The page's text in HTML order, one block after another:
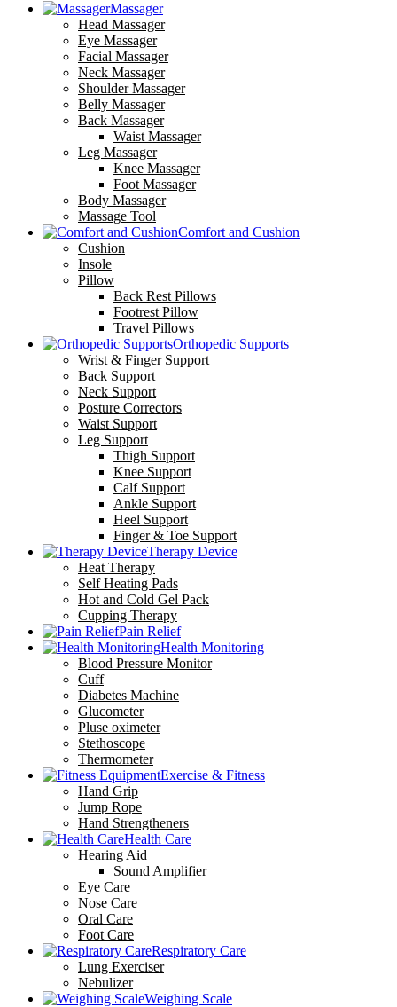
Massager
Head Massager
Eye Massager
Facial Massager
Neck Massager
Shoulder Massager
Belly Massager
Back Massager
Waist Massager
Leg Massager
Knee Massager
Foot Massager
Body Massager
Massage Tool
Comfort and Cushion
Cushion
Insole
Pillow
Back Rest Pillows
Footrest Pillow
Travel Pillows
Orthopedic Supports
Wrist & Finger Support
Back Support
Neck Support
Posture Correctors
Waist Support
Leg Support
Thigh Support
Knee Support
Calf Support
Ankle Support
Heel Support
Finger & Toe Support
Therapy Device
Heat Therapy
Self Heating Pads
Hot and Cold Gel Pack
Cupping Therapy
Pain Relief
Health Monitoring
Blood Pressure Monitor
Cuff
Diabetes Machine
Glucometer
Pluse oximeter
Stethoscope
Thermometer
Exercise & Fitness
Hand Grip
Jump Rope
Hand Strengtheners
Health Care
Hearing Aid
Sound Amplifier
Eye Care
Nose Care
Oral Care
Foot Care
Respiratory Care
Lung Exerciser
Nebulizer
Weighing Scale